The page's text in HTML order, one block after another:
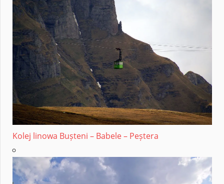
Kolej linowa Bușteni – Babele – Peștera